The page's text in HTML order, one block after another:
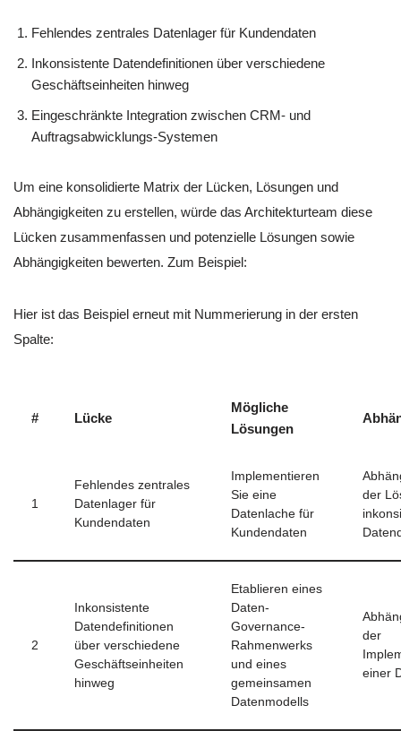
Fehlendes zentrales Datenlager für Kundendaten
Inkonsistente Datendefinitionen über verschiedene
Geschäftseinheiten hinweg
Eingeschränkte Integration zwischen CRM- und
Auftragsabwicklungs-Systemen
Um eine konsolidierte Matrix der Lücken, Lösungen und
Abhängigkeiten zu erstellen, würde das Architekturteam diese
Lücken zusammenfassen und potenzielle Lösungen sowie
Abhängigkeiten bewerten. Zum Beispiel:
Hier ist das Beispiel erneut mit Nummerierung in der ersten
Spalte:
# Lücke
Mögliche
Lösungen
1
Fehlendes zentrales
Datenlager für
Kundendaten
Implementieren
Sie eine
Datenlache für
Kundendaten
der
2
Inkonsistente
Datendefinitionen
über verschiedene
Geschäftseinheiten
hinweg
Etablieren eines
Daten-
Governance-
Rahmenwerks
und eines
gemeinsamen
Datenmodells
der
einer